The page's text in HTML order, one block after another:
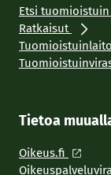
Etsi tuomioistuin
Ratkaisut
Tietoa
Oikeus.fi